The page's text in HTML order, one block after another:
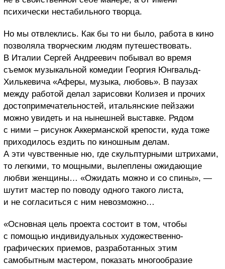
психически нестабильного творца.
Но мы отвлеклись. Как бы то ни было, работа в кино
позволяла творческим людям путешествовать.
В Италии Сергей Андреевич побывал во время
съемок музыкальной комедии Георгия Юнгвальд-
Хилькевича «Аферы, музыка, любовь». В паузах
между работой делал зарисовки Колизея и прочих
достопримечательностей, итальянские пейзажи
можно увидеть и на нынешней выставке. Рядом
с ними – рисунок Аккерманской крепости, куда тоже
приходилось ездить по киношным делам.
А эти чувственные ню, где скульптурными штрихами,
то легкими, то мощными, вылеплены ожидающие
любви женщины… «Ожидать можно и со спины», —
шутит мастер по поводу одного такого листа,
и не согласиться с ним невозможно…
«Основная цель проекта состоит в том, чтобы
с помощью индивидуальных художественно-
графических приемов, разработанных этим
самобытным мастером, показать многообразие